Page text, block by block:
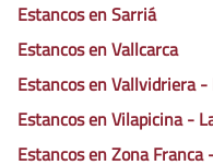
Estancos en Sarriá
Estancos en Vallcarca
Estancos en Vallvidriera
Estancos en Vilapicina -
Estancos en Zona Franca